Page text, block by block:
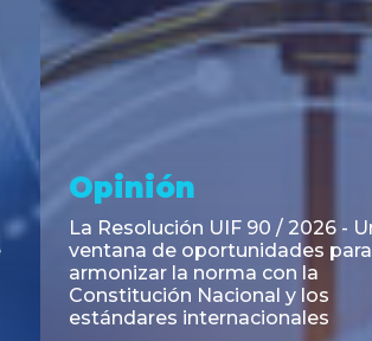
Asesoramiento y
Transacciones
Emisión de Obligaciones
Negociables Clase E de Central
Puerto S.A. por un Valor Nominal
de U$S 98.897.303